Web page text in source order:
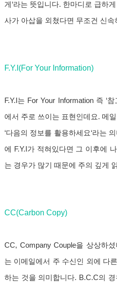
게‘라는 뜻입니다. 한마디로 급하
사가 아삽을 외쳤다면 무조건 신
F.Y.I(For Your Information)
F.Y.I는 For Your Information 즉 ‘
에서 주로 쓰이는 표현인데요. 메
‘다음의 정보를 활용하세요‘라는
에 F.Y.I가 적혀있다면 그 이후에
는 경우가 많기 때문에 주의 깊게
CC(Carbon Copy)
CC, Company Couple을 상상하
는 이메일에서 주 수신인 외에 다
하는 것을 의미합니다. B.C.C의